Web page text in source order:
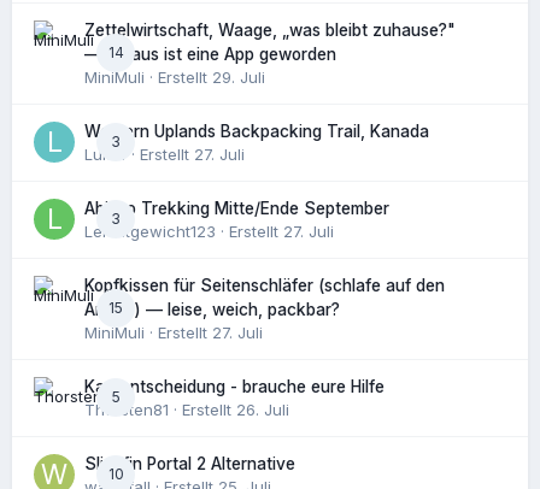
14
Zettelwirtschaft, Waage, „was bleibt zuhause?"
— daraus ist eine App geworden
MiniMuli · Erstellt 29. Juli
3
Western Uplands Backpacking Trail, Kanada
Luk14
· Erstellt 27. Juli
3
Abisko Trekking Mitte/Ende September
Leichtgewicht123 · Erstellt 27. Juli
15
Kopfkissen für Seitenschläfer (schlafe auf den
Armen) — leise, weich, packbar?
MiniMuli · Erstellt 27. Juli
5
Kaufentscheidung - brauche eure Hilfe
Thorsten81 · Erstellt 26. Juli
10
Slingfin Portal 2 Alternative